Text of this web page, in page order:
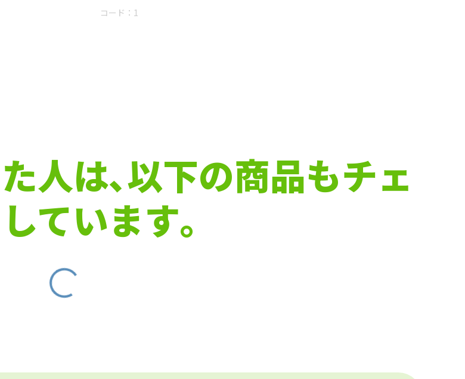
コード： 1
人は､以下の商品もチェ
ています｡